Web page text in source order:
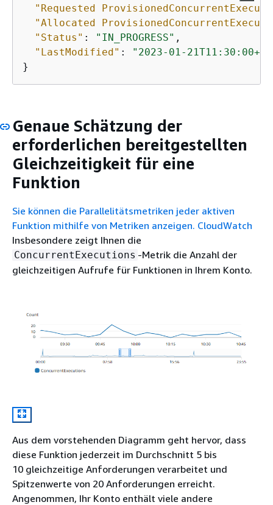
"Requested
"Allocated
"Status" : "IN_PROGRESS" ,
"LastModified" :
"2023-01-
}
Genaue Schätzung der
erforderlichen bereitgestellten
Gleichzeitigkeit für eine
Funktion
Sie können die Parallelitätsmetriken jeder aktiven
Funktion mithilfe von Metriken anzeigen. CloudWatch
Insbesondere zeigt Ihnen die
ConcurrentExecutions -Metrik die Anzahl der
gleichzeitigen Aufrufe für Funktionen in Ihrem Konto.
Aus dem vorstehenden Diagramm geht hervor, dass
diese Funktion jederzeit im Durchschnitt 5 bis
10 gleichzeitige Anforderungen verarbeitet und
Spitzenwerte von 20 Anforderungen erreicht.
Angenommen, Ihr Konto enthält viele andere